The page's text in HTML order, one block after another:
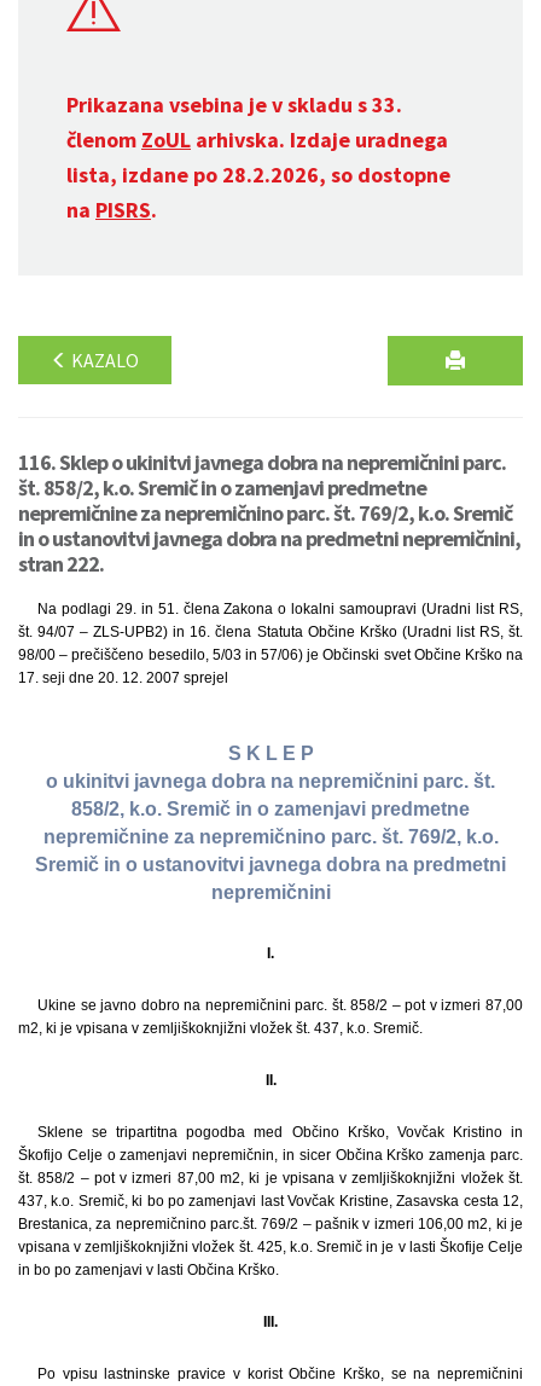
Prikazana vsebina je v skladu s 33.
členom ZoUL arhivska. Izdaje uradnega
lista, izdane po 28.2.2026, so dostopne
na PISRS.
KAZALO
116. Sklep o ukinitvi javnega dobra na nepremičnini parc.
št. 858/2, k.o. Sremič in o zamenjavi predmetne
nepremičnine za nepremičnino parc. št. 769/2, k.o. Sremič
in o ustanovitvi javnega dobra na predmetni nepremičnini,
stran 222.
Na podlagi 29. in 51. člena Zakona o lokalni samoupravi (Uradni list RS,
št. 94/07 – ZLS-UPB2) in 16. člena Statuta Občine Krško (Uradni list RS, št.
98/00 – prečiščeno besedilo, 5/03 in 57/06) je Občinski svet Občine Krško na
17. seji dne 20. 12. 2007 sprejel
S K L E P
o ukinitvi javnega dobra na nepremičnini parc. št.
858/2, k.o. Sremič in o zamenjavi predmetne
nepremičnine za nepremičnino parc. št. 769/2, k.o.
Sremič in o ustanovitvi javnega dobra na predmetni
nepremičnini
I.
Ukine se javno dobro na nepremičnini parc. št. 858/2 – pot v izmeri 87,00
m2, ki je vpisana v zemljiškoknjižni vložek št. 437, k.o. Sremič.
II.
Sklene se tripartitna pogodba med Občino Krško, Vovčak Kristino in
Škofijo Celje o zamenjavi nepremičnin, in sicer Občina Krško zamenja parc.
št. 858/2 – pot v izmeri 87,00 m2, ki je vpisana v zemljiškoknjižni vložek št.
437, k.o. Sremič, ki bo po zamenjavi last Vovčak Kristine, Zasavska cesta 12,
Brestanica, za nepremičnino parc.št. 769/2 – pašnik v izmeri 106,00 m2, ki je
vpisana v zemljiškoknjižni vložek št. 425, k.o. Sremič in je v lasti Škofije Celje
in bo po zamenjavi v lasti Občina Krško.
III.
Po vpisu lastninske pravice v korist Občine Krško, se na nepremičnini